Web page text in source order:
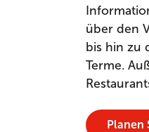
über den
bis hin zu
Terme.
Planen